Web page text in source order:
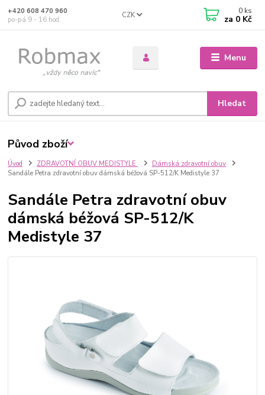
Menu
CZK
Hledat
+420 608 470 960
po-pá 9 - 16 hod.
0 ks
za 0 Kč
Úvod ZDRAVOTNÍ OBUV MEDISTYLE
Dámská zdravotní obuv
Sandále Petra zdravotní obuv dámská béžová SP-512/K Medistyle 37
Sandále Petra zdravotní obuv
dámská béžová SP-512/K
Medistyle 37
Původ zboží